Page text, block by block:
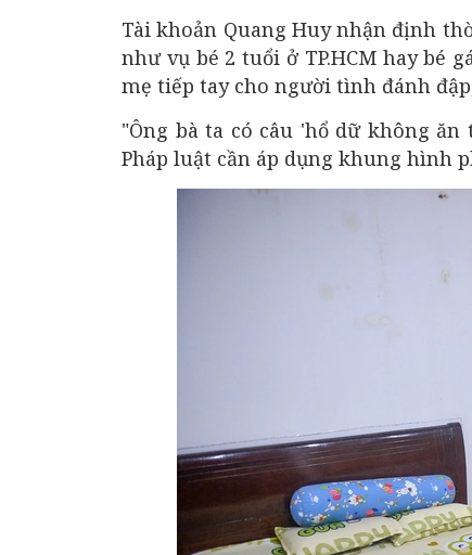
Tài khoản Quang Huy nhận định
như vụ bé 2 tuổi ở TP.HCM hay
mẹ tiếp tay cho người tình đánh
"Ông bà ta có câu 'hổ dữ không
Pháp luật cần áp dụng khung hình